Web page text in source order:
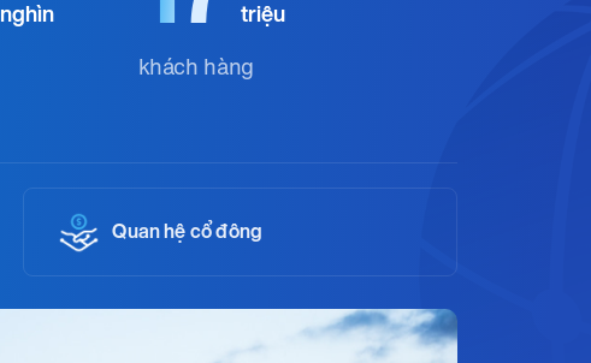
nghìn
triệu
khách hàng
Quan hệ cổ đông